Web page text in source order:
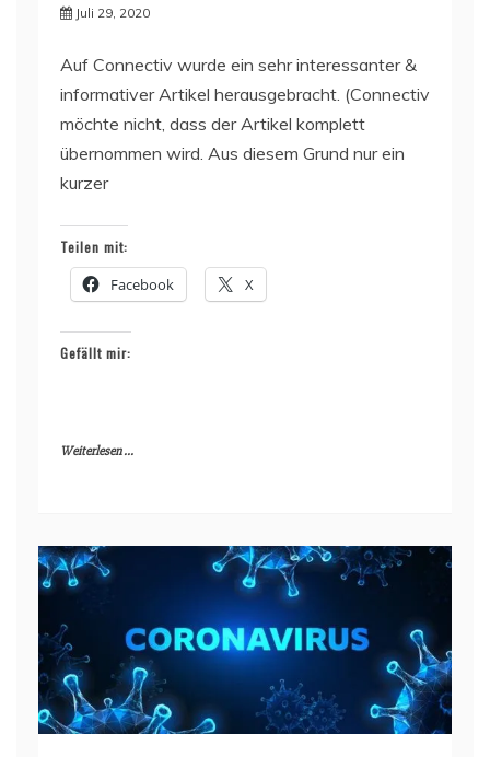
Juli 29, 2020
Auf Connectiv wurde ein sehr interessanter &
informativer Artikel herausgebracht. (Connectiv
möchte nicht, dass der Artikel komplett
übernommen wird. Aus diesem Grund nur ein
kurzer
Teilen mit:
Facebook X
Gefällt mir:
Weiterlesen ...